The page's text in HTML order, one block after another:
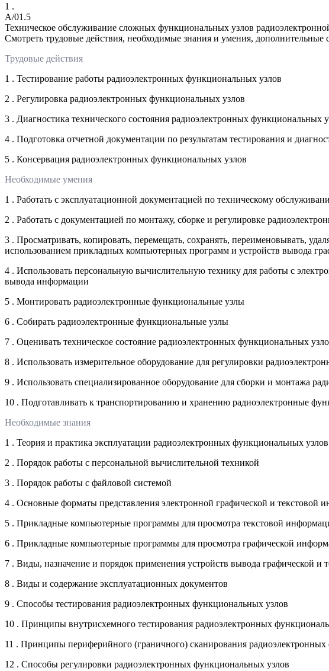
1 .
A/01.5
Техническое обслуживание сложных функциональных узлов
Смотреть трудовые действия, необходимые знания и умения, дополнительные
Трудовые действия
1 . Тестирование работы радиоэлектронных функциональных узлов
2 . Регулировка радиоэлектронных функциональных узлов
3 . Диагностика технического состояния радиоэлектронных функциональных
4 . Подготовка отчетной документации по результатам тестирования и
5 . Консервация радиоэлектронных функциональных узлов
Необходимые умения
1 . Работать с эксплуатационной документацией по техническому
2 . Работать с документацией по монтажу, сборке и регулировке
3 . Просматривать, копировать, перемещать, сохранять, переименовывать,
использованием прикладных компьютерных программ и устройств вывода
4 . Использовать персональную вычислительную технику для работы с
вывода информации
5 . Монтировать радиоэлектронные функциональные узлы
6 . Собирать радиоэлектронные функциональные узлы
7 . Оценивать техническое состояние радиоэлектронных функциональных
8 . Использовать измерительное оборудование для регулировки
9 . Использовать специализированное оборудование для сборки и монтажа
10 . Подготавливать к транспортированию и хранению радиоэлектронные
Необходимые знания
1 . Теория и практика эксплуатации радиоэлектронных функциональных узлов
2 . Порядок работы с персональной вычислительной техникой
3 . Порядок работы с файловой системой
4 . Основные форматы представления электронной графической и текстовой
5 . Прикладные компьютерные программы для просмотра текстовой
6 . Прикладные компьютерные программы для просмотра графической
7 . Виды, назначение и порядок применения устройств вывода графической и
8 . Виды и содержание эксплуатационных документов
9 . Способы тестирования радиоэлектронных функциональных узлов
10 . Принципы внутрисхемного тестирования радиоэлектронных
11 . Принципы периферийного (граничного) сканирования
12 . Способы регулировки радиоэлектронных функциональных узлов